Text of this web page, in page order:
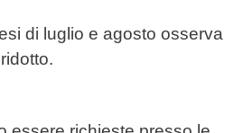
di luglio e agosto osserva